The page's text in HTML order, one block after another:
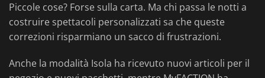
Piccole cose? Forse sulla carta. Ma chi passa le notti a
costruire spettacoli personalizzati sa che queste
correzioni risparmiano un sacco di frustrazioni.
Anche la modalità Isola ha ricevuto nuovi articoli per il